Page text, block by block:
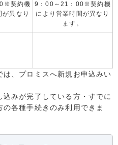
契約機
が異なり
9：00～21：00※契約機
により営業時間が異なり
ます。
、プロミスへ新規お申込みい
みが完了している方・すでに
各種手続きのみ利用できま